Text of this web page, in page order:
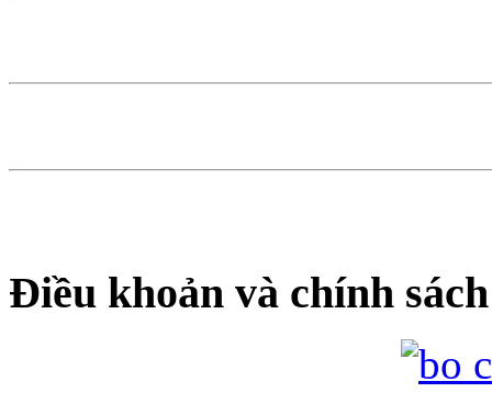
Điều khoản và chính sách